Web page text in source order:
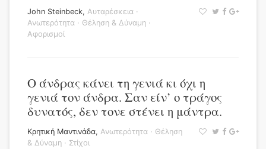
John Steinbeck, Αυταρέσκεια ·
Ανωτερότητα · Θέληση & Δύναμη ·
Αφορισμοί
Ο άνδρας κάνει τη γενιά κι όχι η
γενιά τον άνδρα. Σαν είν’ ο τράγος
δυνατός, δεν τονε στένει η μάντρα.
Κρητική Μαντινάδα, Ανωτερότητα · Θέληση
& Δύναμη · Στίχοι